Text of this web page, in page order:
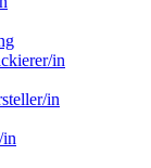
in
in
in